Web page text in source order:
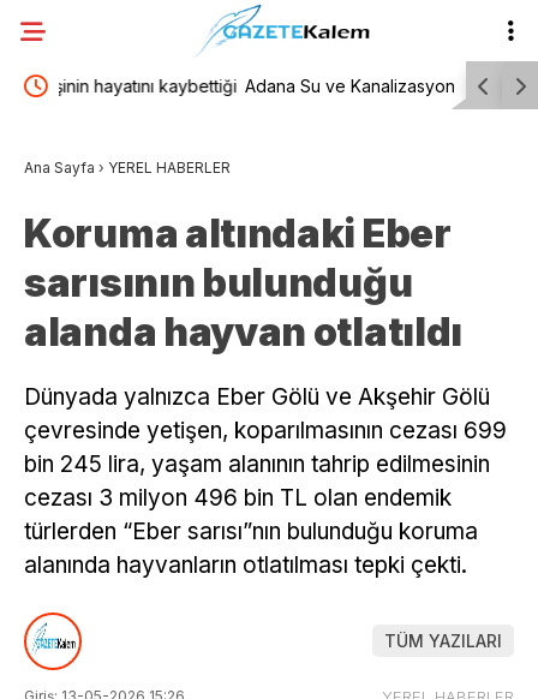
Adana Su ve Kanalizasyon İdaresi’nden TESK
Ana Sayfa › YEREL HABERLER
Koruma altındaki Eber
sarısının bulunduğu
alanda hayvan otlatıldı
Dünyada yalnızca Eber Gölü ve Akşehir Gölü
çevresinde yetişen, koparılmasının cezası 699
bin 245 lira, yaşam alanının tahrip edilmesinin
cezası 3 milyon 496 bin TL olan endemik
türlerden “Eber sarısı”nın bulunduğu koruma
alanında hayvanların otlatılması tepki çekti.
TÜM YAZILARI